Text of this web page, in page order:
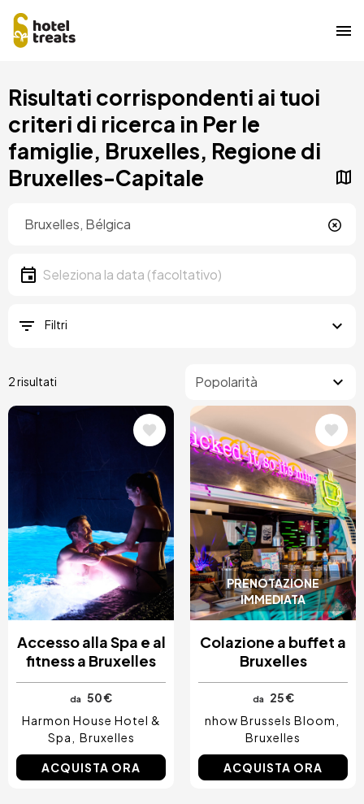
contenuto
principale
Risultati corrispondenti ai tuoi
criteri di ricerca in Per le
famiglie, Bruxelles, Regione di
Bruxelles-Capitale
Data
Seleziona la data
Filtri
2 risultati
Accesso alla Spa e al
fitness a Bruxelles
da 50 €
Harmon House Hotel &
Spa
Bruxelles
ACQUISTA ORA
PRENOTAZIONE
IMMEDIATA
Immagine
Colazione a buffet a
Bruxelles
da
25 €
nhow Brussels Bloom
Bruxelles
ACQUISTA ORA